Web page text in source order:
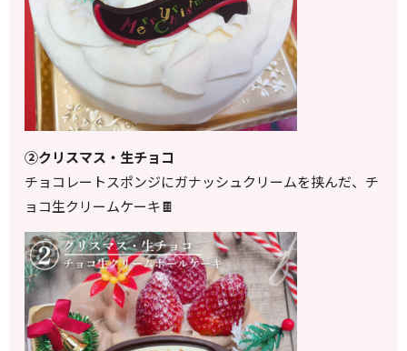
②クリスマス・生チョコ
チョコレートスポンジにガナッシュクリームを挟んだ、チ
ョコ生クリームケーキ🍫